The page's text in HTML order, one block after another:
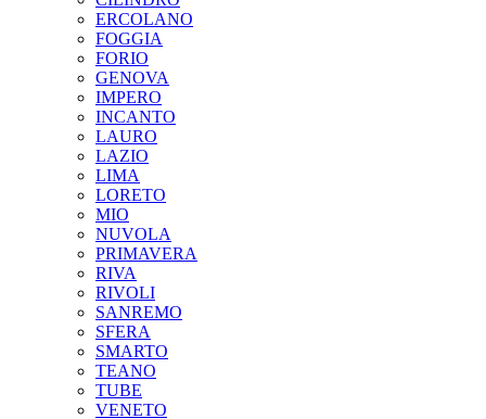
ERCOLANO
FOGGIA
FORIO
GENOVA
IMPERO
INCANTO
LAURO
LAZIO
LIMA
LORETO
MIO
NUVOLA
PRIMAVERA
RIVA
RIVOLI
SANREMO
SFERA
SMARTO
TEANO
TUBE
VENETO